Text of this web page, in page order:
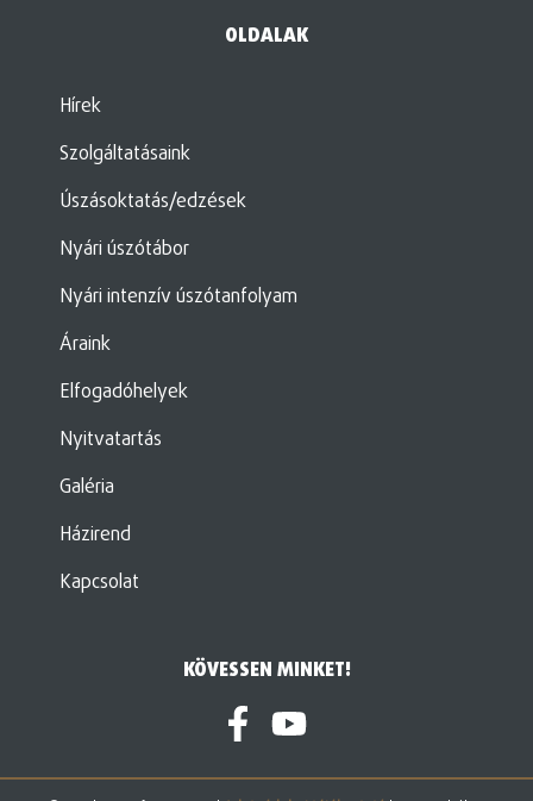
OLDALAK
Hírek
Szolgáltatásaink
Úszásoktatás/edzések
Nyári úszótábor
Nyári intenzív úszótanfolyam
Áraink
Elfogadóhelyek
Nyitvatartás
Galéria
Házirend
Kapcsolat
KÖVESSEN MINKET!